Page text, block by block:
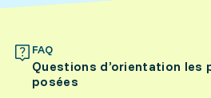
FAQ
Questions d’orientation les
posées